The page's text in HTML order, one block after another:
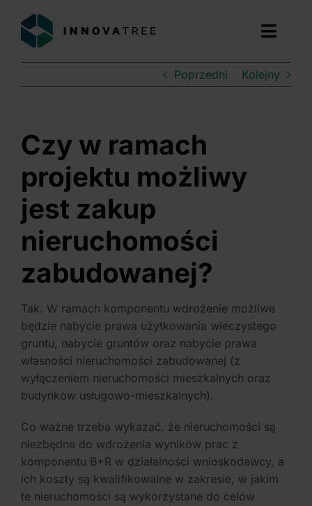
zawartości
ZNAJDŹ DOTACJE
BLOG
BEZPŁATNA KONSULTACJA
Poprzedni Kolejny
Czy w ramach
projektu możliwy
jest zakup
nieruchomości
zabudowanej?
Tak. W ramach komponentu wdrożenie możliwe
będzie nabycie prawa użytkowania wieczystego
gruntu, nabycie gruntów oraz nabycie prawa
własności nieruchomości zabudowanej (z
wyłączeniem nieruchomości mieszkalnych oraz
budynków usługowo-mieszkalnych).
Co ważne trzeba wykazać, że nieruchomości są
niezbędne do wdrożenia wyników prac z
komponentu B+R w działalności wnioskodawcy, a
ich koszty są kwalifikowalne w zakresie, w jakim
te nieruchomości są wykorzystane do celów